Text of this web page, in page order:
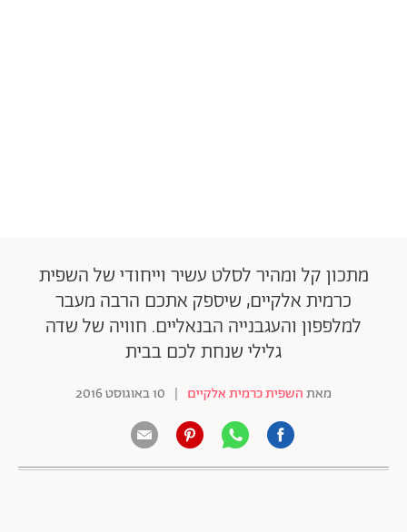
מתכון קל ומהיר לסלט עשיר וייחודי של השפית
כרמית אלקיים, שיספק אתכם הרבה מעבר
למלפפון והעגבנייה הבנאליים. חוויה של שדה
גלילי שנחת לכם בבית
מאתהשפית כרמית אלקיים | 10 באוגוסט 2016